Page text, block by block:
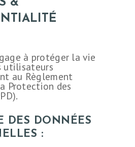
&
à protéger la vie
utilisateurs
au Règlement
Protection des
DES DONNÉES
: